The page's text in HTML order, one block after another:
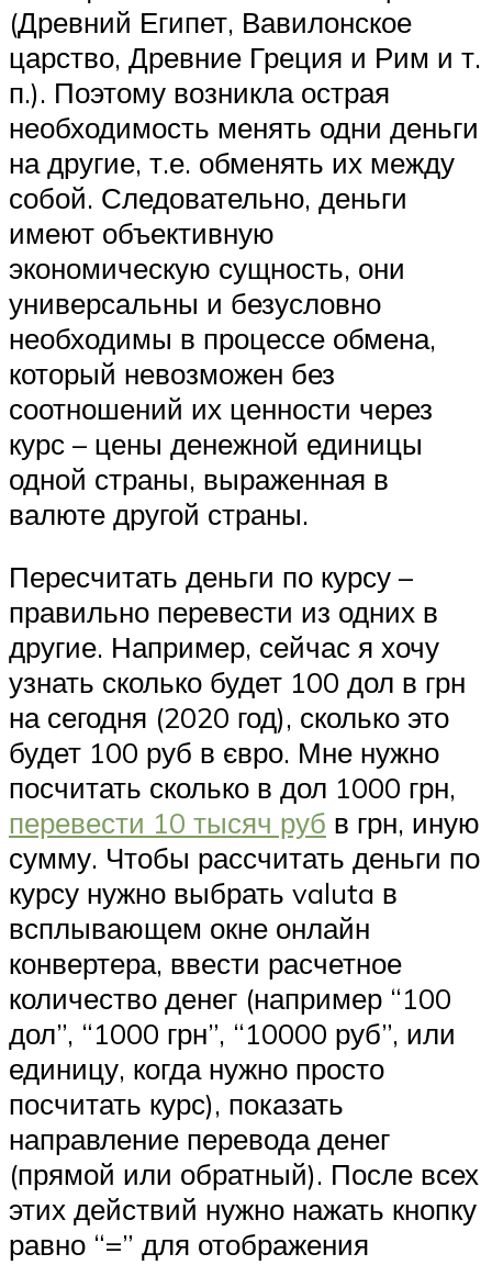
(Древний Египет, Вавилонское
царство, Древние Греция и Рим и т.
п.). Поэтому возникла острая
необходимость менять одни деньги
на другие, т.е. обменять их между
собой. Следовательно, деньги
имеют объективную
экономическую сущность, они
универсальны и безусловно
необходимы в процессе обмена,
который невозможен без
соотношений их ценности через
курс – цены денежной единицы
одной страны, выраженная в
валюте другой страны.
Пересчитать деньги по курсу –
правильно перевести из одних в
другие. Например, сейчас я хочу
узнать сколько будет 100 дол в грн
на сегодня (2020 год), сколько это
будет 100 руб в євро. Мне нужно
посчитать сколько в дол 1000 грн,
перевести 10 тысяч руб в грн, иную
сумму. Чтобы рассчитать деньги по
курсу нужно выбрать valuta в
всплывающем окне онлайн
конвертера, ввести расчетное
количество денег (например “100
дол”, “1000 грн”, “10000 руб”, или
единицу, когда нужно просто
посчитать курс), показать
направление перевода денег
(прямой или обратный). После всех
этих действий нужно нажать кнопку
равно “=” для отображения